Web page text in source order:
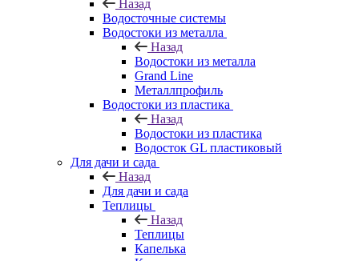
Назад
Водосточные системы
Водостоки из металла
Назад
Водостоки из металла
Grand Line
Металлпрофиль
Водостоки из пластика
Назад
Водостоки из пластика
Водосток GL пластиковый
Для дачи и сада
Назад
Для дачи и сада
Теплицы
Назад
Теплицы
Капелька